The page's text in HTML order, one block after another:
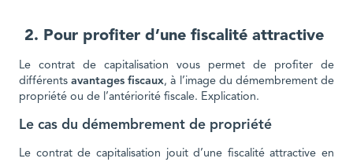
2. Pour profiter d’une fiscalité attractive
Le contrat de capitalisation vous permet de profiter de
différentsavantages fiscaux, à l’image du démembrement de
propriété ou de l’antériorité fiscale. Explication.
Le cas du démembrement de propriété
Le contrat de capitalisation jouit d’une fiscalité attractive en